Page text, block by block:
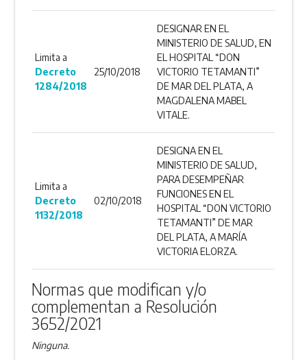
Limita a
Decreto
1284/2018
25/10/2018
DESIGNAR EN EL
MINISTERIO DE SALUD, EN
EL HOSPITAL “DON
VICTORIO TETAMANTI”
DE MAR DEL PLATA, A
MAGDALENA MABEL
VITALE.
Limita a
Decreto
1132/2018
02/10/2018
DESIGNA EN EL
MINISTERIO DE SALUD,
PARA DESEMPEÑAR
FUNCIONES EN EL
HOSPITAL “DON VICTORIO
TETAMANTI” DE MAR
DEL PLATA, A MARÍA
VICTORIA ELORZA.
Normas que modifican y/o
complementan a Resolución
3652/2021
Ninguna.